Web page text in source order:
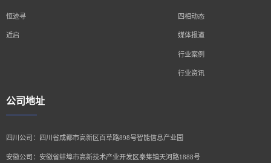
恒迹寻
近启
四相动态
媒体报道
行业案例
行业资讯
公司地址
四川公司：四川省成都市高新区百草路898号智能信息产业园
安徽公司：安徽省蚌埠市高新技术产业开发区秦集镇天河路1888号